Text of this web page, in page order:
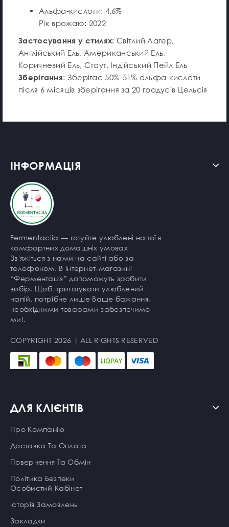
Альфа-кислоти: 4.6%
Рік врожаю: 2022
Застосування у стилях: Світлий Лагер,
Англійський Ель, Американський Ель,
Коричневий Ель, Стаут, Індійський Пейл Ель
Зберігання: Зберігає 50%-51% альфа-кислоти
після 6 місяців зберігання за 20 градусів Цельсія
ІНФОРМАЦІЯ
Fermentaciia — готуйте улюблені напої в
комфортних домашніх умовах
Зв'яжіться з нами на сайті або за
телефоном. В інтернет-магазині
“Ферментація” допоможуть зробити
вибір. Щоб приготувати улюблений
напій, потрібне лише Ваше бажання,
необхідними товарами забезпечимо
ми!.
COPYRIGHT 2026 | ALL RIGHTS RESERVED
ДЛЯ КЛІЄНТІВ
Про Компанію
Доставка Та Оплата
Повернення Та Обмін
Політика Безпеки
Особистий Кабінет
Історія Замовлень
Закладки